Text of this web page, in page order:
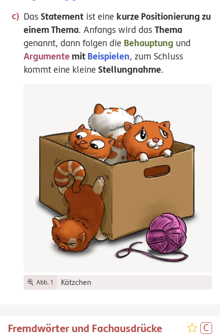
Das Statement ist eine kurze Positionierung zu
einem Thema. Anfangs wird das Thema
genannt, dann folgen die Behauptung und
Argumente mit Beispielen, zum Schluss
kommt eine kleine Stellungnahme.
Abb. 1 Kätzchen
Fremdwörter und Fachausdrücke